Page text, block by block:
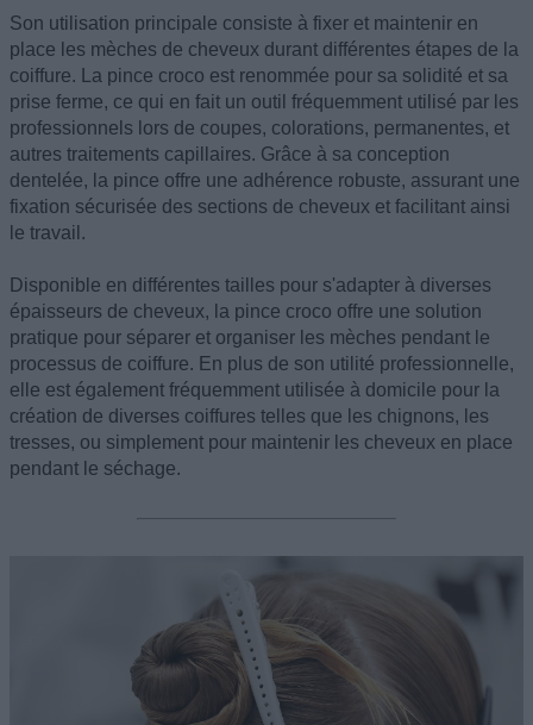
Son utilisation principale consiste à fixer et maintenir en
place les mèches de cheveux durant différentes étapes de la
coiffure. La pince croco est renommée pour sa solidité et sa
prise ferme, ce qui en fait un outil fréquemment utilisé par les
professionnels lors de coupes, colorations, permanentes, et
autres traitements capillaires. Grâce à sa conception
dentelée, la pince offre une adhérence robuste, assurant une
fixation sécurisée des sections de cheveux et facilitant ainsi
le travail.
Disponible en différentes tailles pour s'adapter à diverses
épaisseurs de cheveux, la pince croco offre une solution
pratique pour séparer et organiser les mèches pendant le
processus de coiffure. En plus de son utilité professionnelle,
elle est également fréquemment utilisée à domicile pour la
création de diverses coiffures telles que les chignons, les
tresses, ou simplement pour maintenir les cheveux en place
pendant le séchage.